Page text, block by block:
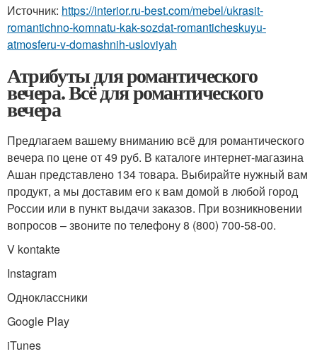
Источник: https://interior.ru-best.com/mebel/ukrasit-
romantichno-komnatu-kak-sozdat-romanticheskuyu-
atmosferu-v-domashnih-usloviyah
Атрибуты для романтического
вечера. Всё для романтического
вечера
Предлагаем вашему вниманию всё для романтического
вечера по цене от 49 руб. В каталоге интернет-магазина
Ашан представлено 134 товара. Выбирайте нужный вам
продукт, а мы доставим его к вам домой в любой город
России или в пункт выдачи заказов. При возникновении
вопросов – звоните по телефону 8 (800) 700-58-00.
V kontakte
Instagram
Одноклассники
Google Play
iTunes